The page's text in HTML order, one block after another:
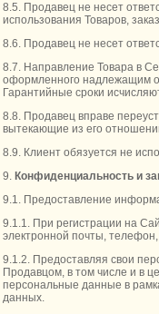
8.5. Продавец не несет
использования Товаров,
8.6. Продавец не несет
8.7. Направление Товара в
оформленного надлежащим
Гарантийные сроки
8.8. Продавец вправе
вытекающие из его
8.9. Клиент обязуется не
9. Конфиденциальность и
9.1. Предоставление
9.1.1. При регистрации на
электронной почты,
9.1.2. Предоставляя свои
Продавцом, в том числе и в
персональные данные в
данных.